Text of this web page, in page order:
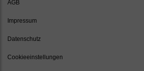
AGB
Impressum
Datenschutz
Cookieeinstellungen